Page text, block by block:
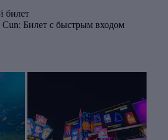
билет
Cun: Билет с быстрым входом